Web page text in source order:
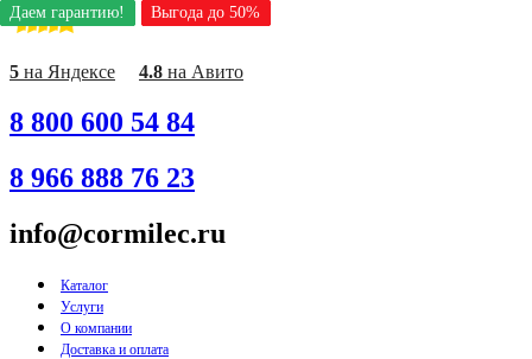
Перейти
к
содержимому
5 на Яндексе 4.8 на Авито
8 800 600 54 84
8 966 888 76 23
info@cormilec.ru
Каталог
Услуги
О компании
Доставка и оплата
Даем гарантию! Выгода до 50%
Даем гарантию! Выгода до 50%
Даем гарантию! Выгода до 50%
Даем гарантию! Выгода до 50%
Даем гарантию! Выгода до 50%
Даем гарантию! Выгода до 50%
Даем гарантию! Выгода до 50%
Даем гарантию! Выгода до 50%
Даем гарантию! Выгода до 50%